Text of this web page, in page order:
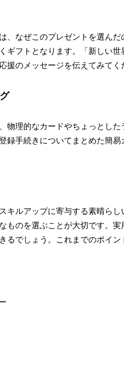
、なぜこのプレゼントを選ん
ギフトとなります。「新しい
援のメッセージを伝えてみてく
物理的なカードやちょっとし
録手続きについてまとめた簡易
キルアップに寄与する素晴ら
ものを選ぶことが大切です。
るでしょう。これまでのポイ